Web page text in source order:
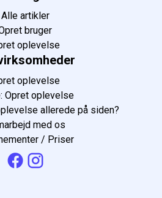
Alle artikler
bruger
oplevelse
oplevelse
Opret oplevelse
allerede på siden?
med os
/ Priser